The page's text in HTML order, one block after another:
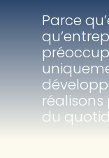
Être prêt pour
Juridique
Conseil
Parce
réalisons
du